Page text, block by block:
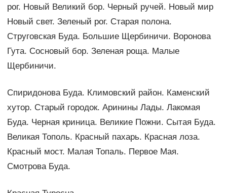
рог. Новый Великий бор. Черный ручей. Новый мир
Новый свет. Зеленый рог. Старая полона.
Струговская Буда. Большие Щербиничи. Воронова
Гута. Сосновый бор. Зеленая роща. Малые
Щербиничи.
Спиридонова Буда. Климовский район. Каменский
хутор. Старый городок. Аринины Лады. Лакомая
Буда. Черная криница. Великие Пожни. Сытая Буда.
Великая Тополь. Красный пахарь. Красная лоза.
Красный мост. Малая Топаль. Первое Мая.
Смотрова Буда.